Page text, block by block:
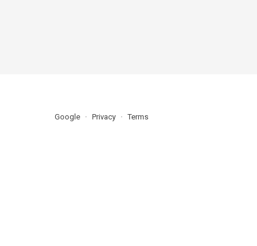
Google Privacy Terms